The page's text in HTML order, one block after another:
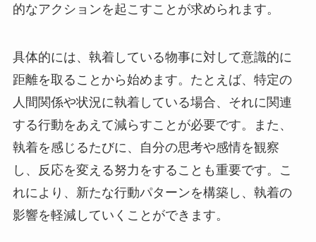
的なアクションを起こすことが求められます。
具体的には、執着している物事に対して意識的に
距離を取ることから始めます。たとえば、特定の
人間関係や状況に執着している場合、それに関連
する行動をあえて減らすことが必要です。また、
執着を感じるたびに、自分の思考や感情を観察
し、反応を変える努力をすることも重要です。こ
れにより、新たな行動パターンを構築し、執着の
影響を軽減していくことができます。